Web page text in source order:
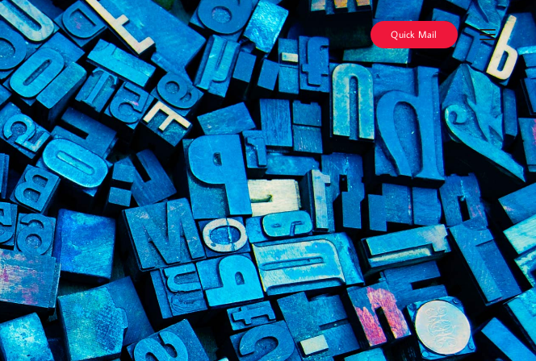
Quick Mail